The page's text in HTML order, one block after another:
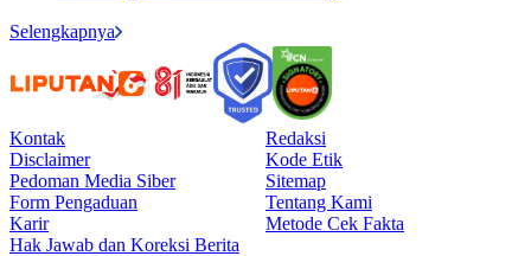
Selengkapnya
Kontak
Redaksi
Disclaimer
Kode Etik
Pedoman Media Siber
Sitemap
Form Pengaduan
Tentang Kami
Karir
Metode Cek Fakta
Hak Jawab dan Koreksi Berita